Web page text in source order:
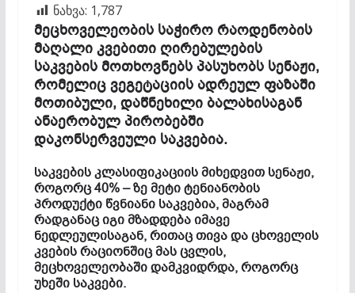
ნახვა: 1,787
მეცხოველეობის საჭირო რაოდენობის
მაღალი კვებითი ღირებულების
საკვებისმოთხოვნებს პასუხობს სენაჟი,
რომელიც ვეგეტაციის ადრეულ ფაზაში
მოთიბული, დაწნეხილი ბალახისაგან
ანაერობულ პირობებში
დაკონსერვეული საკვებია.
საკვების კლასიფიკაციის მიხედვით სენაჟი,
როგორც 40% – ზე მეტი ტენიანობის
პროდუქტი წვნიანი საკვებია, მაგრამ
რადგანაც იგი მზადდება იმავე
ნედლეულისაგან, რითაც თივა და ცხოველის
კვების რაციონშიც მას ცვლის,
მეცხოველეობაში დამკვიდრდა, როგორც
უხეში საკვები.